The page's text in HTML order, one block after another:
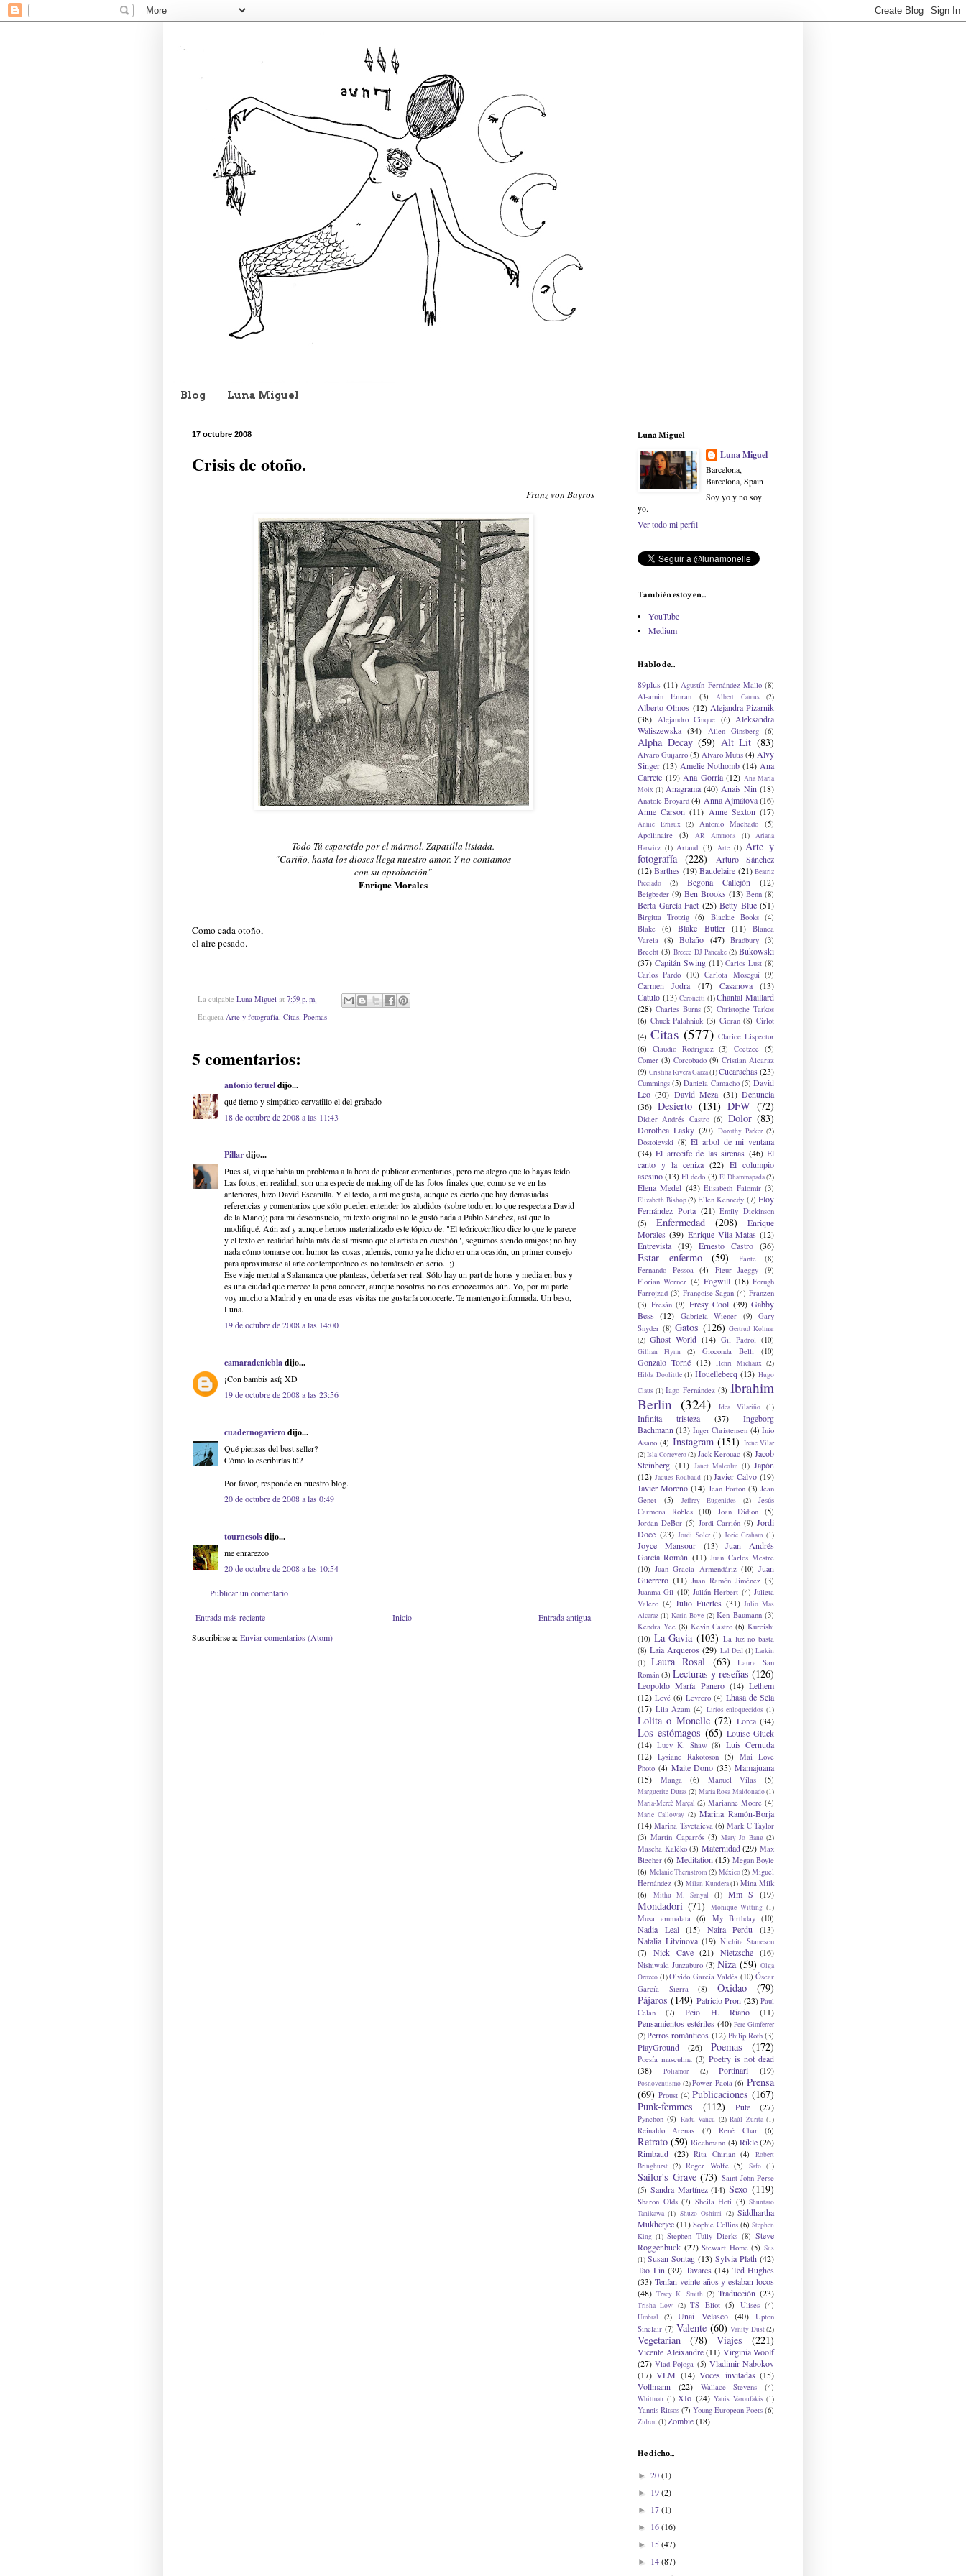
Blog Luna Miguel
17 octubre 2008
Crisis de otoño.
Franz von Bayros
Todo Tú esparcido por el mármol. Zapatilla lisiada.
"Cariño, hasta los dioses llega nuestro amor. Y no contamos
con su aprobación"
Enrique Morales
Como cada otoño,
el aire pesado.
La culpable Luna Miguel at 7:59 p. m.
Etiqueta Arte y fotografía, Citas, Poemas
5 comentarios:
antonio terueldijo...
qué tierno y simpático cervatillo el del grabado
18 de octubre de 2008 a las 11:43
Pillardijo...
Pues sí, vi que había un problema a la hora de publicar comentarios, pero me alegro que lo hayas leído.
Las fotos, en realidad, son una especie de making off de las fotos finales que, como se ve en las
anteriores, hizo David Escanilla. Y el texto, a mí me gusta, aunque es cierto que hay demasiadas
referencias y comentarios que sólo pueden entender los aludidos (sobre todo en lo que respecta a David
de la Mano); para mi desconsuelo, mi texto original no le gustó nada a Pablo Sánchez, así que lo
modifiqué. Aún así y aunque hemos materializado este tópico de: "El teórico/crítico dice lo que le parece
y el texto en realidad habla más de sí mismo que el artista en cuestión", seguimos siendo amigos; no hay
nada cómo tomarse con humor las cosas; además, como ya he dicho en una ocasión, un primer consejo
para aproximarse al arte contemporáneo es no tomárselo en serio...;)
Ese viaje mental a Salamanca que planteas, debería ser real. Sólo hay un part de horas y media en bus y
es una ciudad que merece la pena conocer, aunque nosotras no nos conozcamos aún. Yo, por mi parte
voy mucho a Madrid y en una de esas visitas me gustaría conocerte. Te mantengo informada. Un beso,
Luna.
19 de octubre de 2008 a las 14:00
camaradeniebladijo...
¡Con bambis así¡ XD
19 de octubre de 2008 a las 23:56
cuadernogavierodijo...
Qué piensas del best seller?
Cómo lo escribirías tú?
Por favor, responde en nuestro blog.
20 de octubre de 2008 a las 0:49
tournesolsdijo...
me enrarezco
20 de octubre de 2008 a las 10:54
Publicar un comentario
Entrada más reciente Entrada antigua
Inicio
Suscribirse a:Enviar comentarios (Atom)
Luna Miguel
Luna Miguel
Barcelona,
Barcelona, Spain
Soy yo y no soy
yo.
Ver todo mi perfil
También estoy en...
YouTube
Medium
Hablo de...
89plus (11) Agustín Fernández Mallo (8)
Al-amin Emran
(3) Albert Camus (2)
Alberto Olmos (12) Alejandra Pizarnik
(38)
Alejandro Cinque (6)
Aleksandra
Waliszewska (34) Allen Ginsberg (6)
Alpha Decay (59) Alt Lit (83)
Alvaro Guijarro (5) Alvaro Mutis (4) Alvy
Singer (13) Amelie Nothomb (14) Ana
Carrete (19) Ana Gorria (12) Ana María
Moix (1) Anagrama (40) Anais Nin (18)
Anatole Broyard (4) Anna Ajmátova (16)
Anne Carson (11) Anne Sexton (17)
Annie Ernaux (2) Antonio Machado
(5)
Apollinaire
(3) AR Ammons (1)
Ariana
Harwicz (1) Artaud (3) Arte (1) Arte y
fotografía (228)
Arturo Sánchez
(12) Barthes (19) Baudelaire (21) Beatriz
Preciado
(2) Begoña Callejón (12)
Beigbeder (9) Ben Brooks (13) Benn (8)
Berta García Faet (25) Betty Blue (51)
Birgitta Trotzig (6) Blackie Books (4)
Blake
(6) Blake Butler (11)
Blanca
Varela
(8) Bolaño (47) Bradbury (3)
Brecht (3) Breece DJ Pancake (2) Bukowski
(37) Capitán Swing (11) Carlos Lust (8)
Carlos Pardo (10) Carlota Moseguí (9)
Carmen Jodra (17) Casanova
(13)
Catulo (13) Ceronetti (1) Chantal Maillard
(28) Charles Burns (5) Christophe Tarkos
(6) Chuck Palahniuk (3) Cioran (8) Cirlot
(4) Citas (577) Clarice Lispector
(6)
Claudio Rodríguez (3) Coetzee (5)
Comer (3) Corcobado (9) Cristian Alcaraz
(9) Cristina Rivera Garza(1)Cucarachas (23)
Cummings (5) Daniela Camacho (5) David
Leo (30) David Meza (31) Denuncia
(36) Desierto (131) DFW (72)
Didier Andrés Castro (6) Dolor (83)
Dorothea Lasky (20) Dorothy Parker (2)
Dostoievski (8) El arbol de mi ventana
(34) El arrecife de las sirenas (46) El
canto y la ceniza (22) El columpio
asesino(13) El dedo (3) El Dhammapada(2)
Elena Medel (43) Elisabeth Falomir (3)
Elizabeth Bishop(2) Ellen Kennedy (7) Eloy
Fernández Porta (21) Emily Dickinson
(5)
Enfermedad (208)
Enrique
Morales (39) Enrique Vila-Matas (12)
Entrevista (19) Ernesto Castro (36)
Estar enfermo (59) Fante
(8)
Fernando Pessoa
(4) Fleur Jaeggy
(9)
Florian Werner (4) Fogwill (18) Forugh
Farrojzad (3) Françoise Sagan (4) Franzen
(3) Fresán (9) Fresy Cool (39) Gabby
Bess (12) Gabriela Wiener (9)
Gary
Snyder (8) Gatos (126) Gertrud Kolmar
(2) Ghost World (14) Gil Padrol (10)
Gillian Flynn (2) Gioconda Belli (10)
Gonzalo Torné (13) Henri Michaux (2)
Hilda Doolittle (1) Houellebecq (13) Hugo
Claus (1) Iago Fernández (3) Ibrahim
Berlin (324) Idea Vilariño (1)
Infinita tristeza (37)
Ingeborg
Bachmann (13) Inger Christensen (4) Inio
Asano (4) Instagram (151) Irene Vilar
(2)Isla Correyero(2) Jack Kerouac (8) Jacob
Steinberg (11) Janet Malcolm (1) Japón
(12) Jaques Roubaud (1) Javier Calvo (19)
Javier Moreno (14) Jean Forton (3) Jean
Genet
(5) Jeffrey Eugenides (2)
Jesús
Carmona Robles
(10) Joan Didion
(5)
Jordan DeBor (5) Jordi Carrión (9) Jordi
Doce (23) Jordi Soler (1) Jorie Graham (1)
Joyce Mansour (13)
Juan Andrés
García Román (11) Juan Carlos Mestre
(10) Juan Gracia Armendáriz (10) Juan
Guerrero (11) Juan Ramón Jiménez (3)
Juanma Gil (10) Julián Herbert (4) Julieta
Valero (4) Julio Fuertes (31) Julio Mas
Alcaraz (1) Karin Boye (2) Ken Baumann (3)
Kendra Yee (8) Kevin Castro (6) Kureishi
(10) La Gavia (103) La luz no basta
(8) Laia Arqueros (29) Lal Ded (1) Larkin
(1)
Laura Rosal (63)
Laura San
Román (3) Lecturas y reseñas (126)
Leopoldo María Panero (14) Lethem
(12) Levé (6) Levrero (4) Lhasa de Sela
(17) Lila Azam (4) Lirios enloquecidos (1)
Lolita o Monelle (72) Lorca (34)
Los estómagos (65) Louise Gluck
(14) Lucy K. Shaw (8) Luis Cernuda
(12) Lysiane Rakotoson (5)
Mai Love
Photo (4) Maite Dono (35) Mamajuana
(15)
Manga (6) Manuel Vilas (5)
Marguerite Duras(2) María Rosa Maldonado(1)
Maria-Mercè Marçal (2) Marianne Moore (4)
Marie Calloway (2) Marina Ramón-Borja
(14) Marina Tsvetaieva (6) Mark C Taylor
(3) Martín Caparrós (3) Mary Jo Bang (2)
Mascha Kaléko (3) Maternidad (29) Max
Blecher (6) Meditation (15) Megan Boyle
(6) Melanie Thernstrom (2) México (2) Miguel
Hernández (3) Milan Kundera(1) Mina Milk
(6)
Mithu M. Sanyal (1) Mm S (19)
Mondadori (71) Monique Witting (1)
Musa ammalata (6) My Birthday (10)
Nadia Leal (15) Naira Perdu
(13)
Natalia Litvinova (19) Nichita Stanescu
(7)
Nick Cave (21) Nietzsche (16)
Nishiwaki Junzaburo (3) Niza (59) Olga
Orozco (1)Olvido García Valdés (10) Óscar
García Sierra
(8) Oxidao
(79)
Pájaros (149) Patricio Pron (23) Paul
Celan
(7) Peio H. Riaño
(11)
Pensamientos estériles (40) Pere Gimferrer
(2)Perros románticos (12) Philip Roth (3)
PlayGround (26) Poemas (172)
Poesía masculina (3) Poetry is not dead
(38)
Poliamor (2) Portinari (19)
Posnoventismo (2) Power Paola (6) Prensa
(69) Proust (4) Publicaciones (167)
Punk-femmes
(112) Pute (27)
Pynchon (9) Radu Vancu (2) Raúl Zurita (1)
Reinaldo Arenas (7) René Char (6)
Retrato (59) Riechmann (4) Rikle (26)
Rimbaud (23) Rita Chirian (4)
Robert
Bringhurst (2) Roger Wolfe (5) Safo (1)
Sailor's Grave (73) Saint-John Perse
(5) Sandra Martínez (14) Sexo (119)
Sharon Olds (7) Sheila Heti (3) Shuntaro
Tanikawa (1) Shuzo Oshimi (2) Siddhartha
Mukherjee (11) Sophie Collins (6) Stephen
King (1) Stephen Tully Dierks (8) Steve
Roggenbuck (27) Stewart Home (5) Sus
(1) Susan Sontag (13) Sylvia Plath (42)
Tao Lin (39) Tavares (14) Ted Hughes
(33) Tenían veinte años y estaban locos
(48) Tracy K. Smith (2) Traducción (23)
Trisha Low (2) TS Eliot (5) Ulises (4)
Umbral (2) Unai Velasco (40)
Upton
Sinclair (7) Valente (60) Vanity Dust(2)
Vegetarian (78) Viajes (221)
Vicente Aleixandre (11) Virginia Woolf
(27) Vlad Pojoga (5) Vladimir Nabokov
(17) VLM (14) Voces invitadas (15)
Vollmann
(22) Wallace Stevens (4)
Whitman (1) XIo (24) Yanis Varoufakis (1)
Yannis Ritsos (7) Young European Poets (6)
Zidrou(1)Zombie(18)
He dicho...
► 20(1)
► 19(2)
► 17(1)
► 16(16)
► 15(47)
► 14(87)